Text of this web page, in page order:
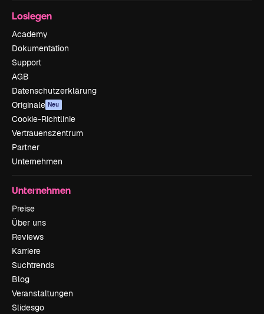
Loslegen
Academy
Dokumentation
Support
AGB
Datenschutzerklärung
Originale Neu
Cookie-Richtlinie
Vertrauenszentrum
Partner
Unternehmen
Unternehmen
Preise
Über uns
Reviews
Karriere
Suchtrends
Blog
Veranstaltungen
Slidesgo